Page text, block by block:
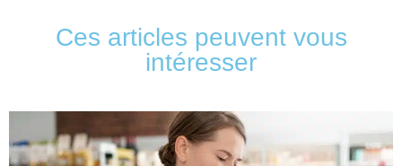
Ces articles peuvent vous
intéresser